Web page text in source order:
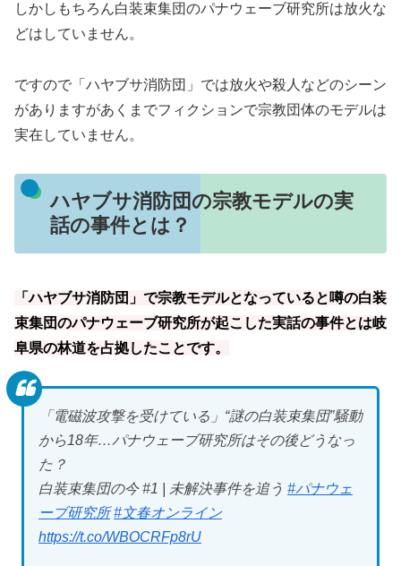
しかしもちろん白装束集団のパナウェーブ研究所は放火な
どはしていません。
ですので「ハヤブサ消防団」では放火や殺人などのシーン
がありますがあくまでフィクションで宗教団体のモデルは
実在していません。
ハヤブサ消防団の宗教モデルの実
話の事件とは？
「ハヤブサ消防団」で宗教モデルとなっていると噂の白装
束集団のパナウェーブ研究所が起こした実話の事件とは岐
阜県の林道を占拠したことです。
「電磁波攻撃を受けている」“謎の白装束集団”騒動
から18年…パナウェーブ研究所はその後どうなっ
た？
白装束集団の今 #1 | 未解決事件を追う #パナウェ
ーブ研究所 #文春オンライン
https://t.co/WBOCRFp8rU